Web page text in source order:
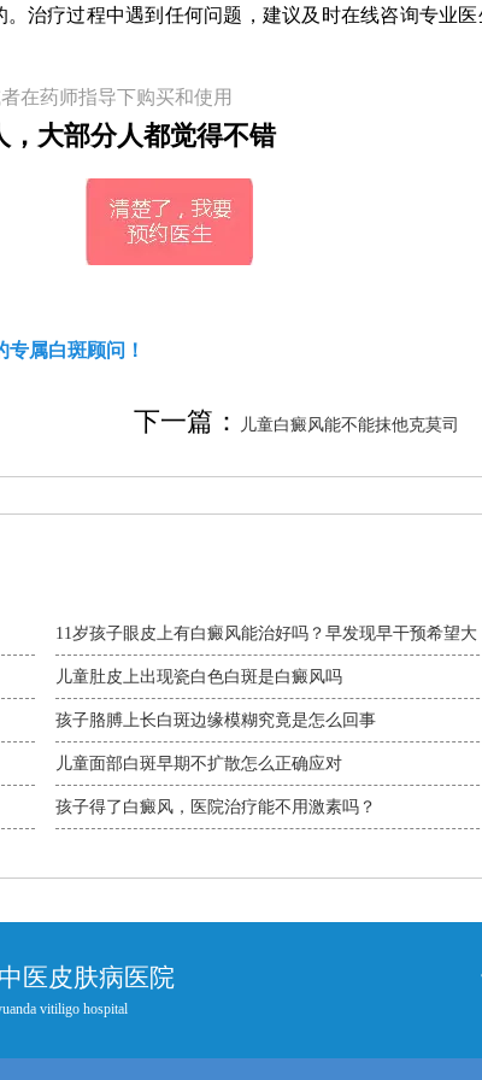
治疗过程中遇到任何问题，建议及时在线咨询专业医
在药师指导下购买和使用
，大部分人都觉得不错
属白斑顾问！
下一篇： 儿童白癜风能不能抹他克莫司
11岁孩子眼皮上有白癜风能治好吗？早发现早干预希望大
儿童肚皮上出现瓷白色白斑是白癜风吗
孩子胳膊上长白斑边缘模糊究竟是怎么回事
儿童面部白斑早期不扩散怎么正确应对
孩子得了白癜风，医院治疗能不用激素吗？
医皮肤病医院
vitiligo hospital